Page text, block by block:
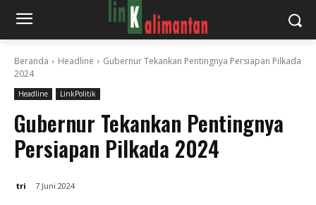
Beranda Headline
Gubernur Tekankan Pentingnya Persiapan Pilkada
2024
Headline LinkPolitik
Gubernur Tekankan Pentingnya
Persiapan Pilkada 2024
tri 7 Juni 2024